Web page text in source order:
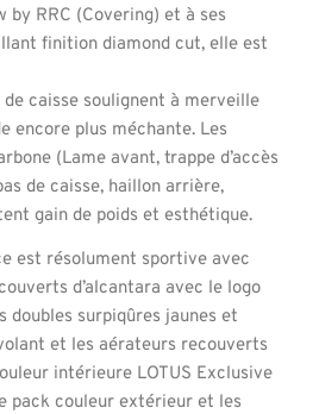
RRC (Covering) et à ses
finition diamond cut, elle est
de caisse soulignent à merveille
encore plus méchante. Les
(Lame avant, trappe d’accès
de caisse, haillon arrière,
gain de poids et esthétique.
est résolument sportive avec
d’alcantara avec le logo
doubles surpiqûres jaunes et
et les aérateurs recouverts
intérieure LOTUS Exclusive
pack couleur extérieur et les